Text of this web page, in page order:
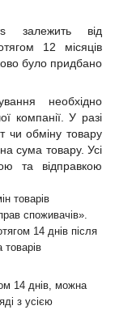
залежить від
12 місяців
було придбано
необхідно
компанії. У разі
чи обміну товару
сума товару. Усі
та відправкою
товарів
споживачів».
14 днів після
14 днів, можна
з усією